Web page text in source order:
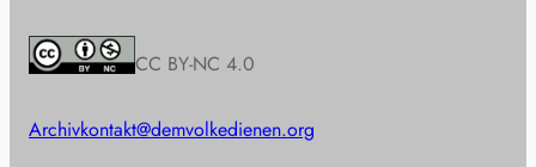
CC BY-NC 4.0
Archivkontakt@demvolkedienen.org